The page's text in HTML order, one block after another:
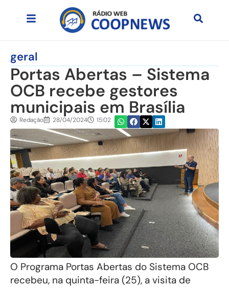
geral
Portas Abertas – Sistema
OCB recebe gestores
municipais em Brasília
Redação 28/04/2024 15:02
O Programa Portas Abertas do Sistema OCB
recebeu, na quinta-feira (25), a visita de